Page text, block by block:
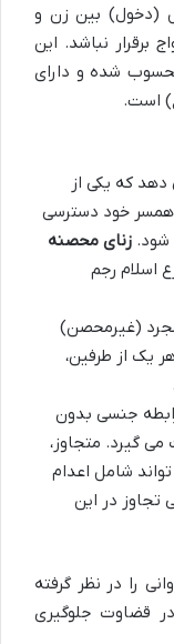
(دخول) بین زن و
نباشد. این
محسوب شده و دارای
است.
دهد که یکی از
همسر خود دسترسی
شود. زنای محصنه
اسلام رجم
مجرد (غیرمحصن)
یک از طرفین،
جنسی بدون
گیرد. متجاوز،
شامل اعدام
تجاوز در این
را در نظر گرفته
قضاوت جلوگیری